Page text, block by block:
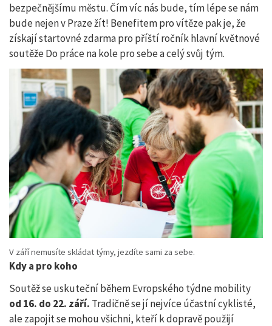
bezpečnějšímu městu. Čím víc nás bude, tím lépe se nám
bude nejen v Praze žít! Benefitem pro vítěze pak je, že
získají startovné zdarma pro příští ročník hlavní květnové
soutěže Do práce na kole pro sebe a celý svůj tým.
V září nemusíte skládat týmy, jezdíte sami za sebe.
Kdy a pro koho
Soutěž se uskuteční během Evropského týdne mobility
od 16. do 22. září. Tradičně se jí nejvíce účastní cyklisté,
ale zapojit se mohou všichni, kteří k dopravě použijí